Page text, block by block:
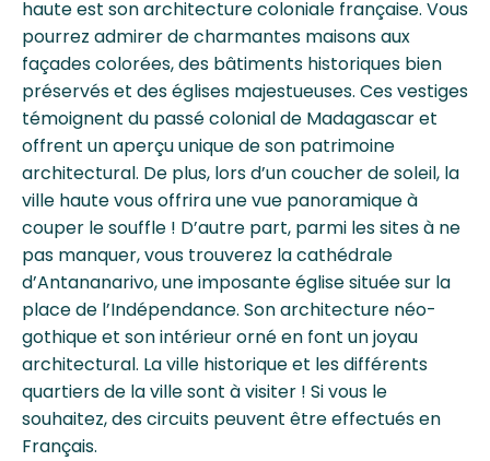
haute est son architecture coloniale française. Vous
pourrez admirer de charmantes maisons aux
façades colorées, des bâtiments historiques bien
préservés et des églises majestueuses. Ces vestiges
témoignent du passé colonial de Madagascar et
offrent un aperçu unique de son patrimoine
architectural. De plus, lors d’un coucher de soleil, la
ville haute vous offrira une vue panoramique à
couper le souffle ! D’autre part, parmi les sites à ne
pas manquer, vous trouverez la cathédrale
d’Antananarivo, une imposante église située sur la
place de l’Indépendance. Son architecture néo-
gothique et son intérieur orné en font un joyau
architectural. La ville historique et les différents
quartiers de la ville sont à visiter ! Si vous le
souhaitez, des circuits peuvent être effectués en
Français.